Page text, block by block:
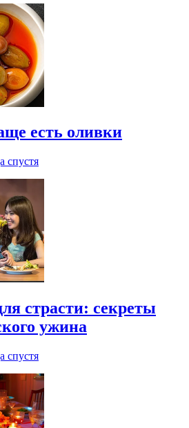
есть оливки
спустя
страсти: секреты
ужина
спустя